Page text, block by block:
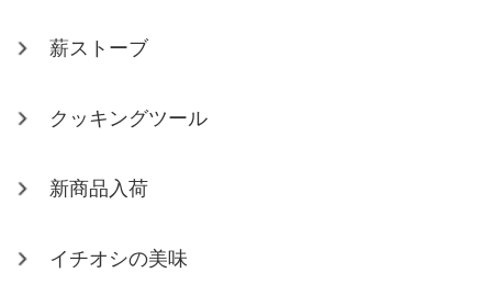
薪ストーブ
クッキングツール
新商品入荷
イチオシの美味